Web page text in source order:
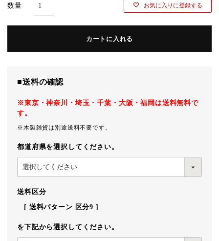
お気に入りに登録する
カートに入れる
■送料の確認
※東京・神奈川・埼玉・千葉・大阪・福岡は送料無料で
す。
※木製雑貨は別途送料不要です。
都道府県を選択してください。
送料区分
送料パターン 区分9
を下記から選択してください。